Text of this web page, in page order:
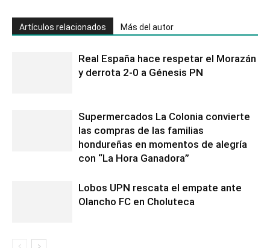
Artículos relacionados Más del autor
Real España hace respetar el Morazán
y derrota 2-0 a Génesis PN
Supermercados La Colonia convierte
las compras de las familias
hondureñas en momentos de alegría
con “La Hora Ganadora”
Lobos UPN rescata el empate ante
Olancho FC en Choluteca